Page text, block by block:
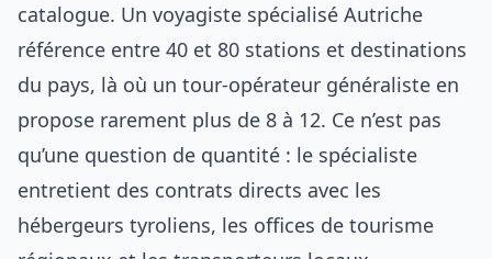
catalogue. Un voyagiste spécialisé Autriche
référence entre 40 et 80 stations et destinations
du pays, là où un tour-opérateur généraliste en
propose rarement plus de 8 à 12. Ce n’est pas
qu’une question de quantité : le spécialiste
entretient des contrats directs avec les
hébergeurs tyroliens, les offices de tourisme